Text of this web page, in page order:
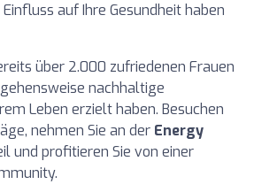
auf Ihre Gesundheit haben
über 2.000 zufriedenen Frauen
nachhaltige
Leben erzielt haben. Besuchen
nehmen Sie an der Energy
und profitieren Sie von einer